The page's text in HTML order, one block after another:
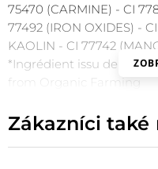
75470 (CARMINE) - CI
77492 (IRON OXIDES) -
KAOLIN - CI 77742
*Ingrédient issu de
from Organic Farming
Zákazníci také